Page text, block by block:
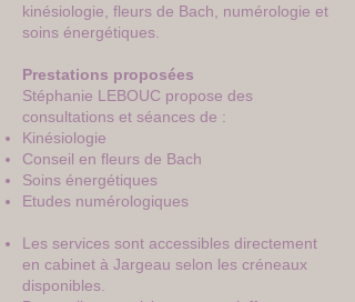
kinésiologie, fleurs de Bach, numérologie et
soins énergétiques.
Prestations proposées
Stéphanie LEBOUC propose des
consultations et séances de :
Kinésiologie
Conseil en fleurs de Bach
Soins énergétiques
Etudes numérologiques
Les services sont accessibles directement
en cabinet à Jargeau selon les créneaux
disponibles.